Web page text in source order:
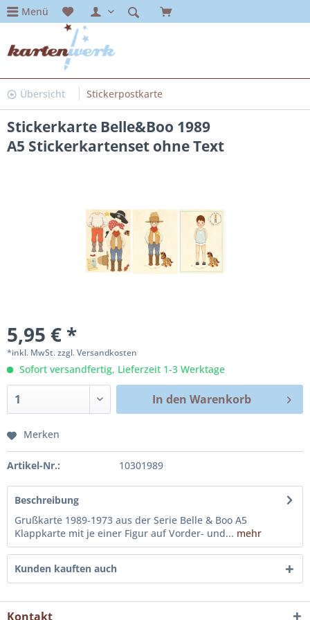
Menü
Übersicht Stickerpostkarte
Stickerkarte Belle&Boo 1989
A5 Stickerkartenset ohne Text
5,95 € *
*inkl. MwSt.zzgl. Versandkosten
Sofort versandfertig, Lieferzeit 1-3 Werktage
In den Warenkorb
Merken
Artikel-Nr.: 10301989
Beschreibung
Grußkarte 1989-1973 aus der Serie Belle & Boo A5
Klappkarte mit je einer Figur auf Vorder- und... mehr
Kunden kauften auch
Kontakt